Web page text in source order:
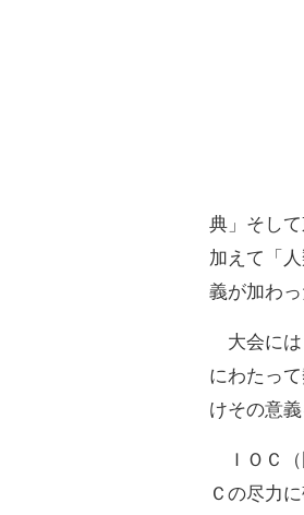
典」そし
加えて「
義が加わ
大会には
にわたっ
けその意
ＩＯＣ（
Ｃの尽力